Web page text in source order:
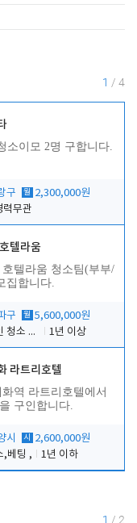
1 / 4
소이모 2명 구합니다.
구 월 2,300,000원
력무관
텔라움
호텔라움 청소팀(부부/
집합니다.
구 월 5,600,000원
전반적인 청소 업무(객실청소.객실정리)
1년 이상
라트리호텔
역 라트리호텔에서
구인합니다.
시 시
2,600,000원
,베팅 ,
1년 이하
1 / 2